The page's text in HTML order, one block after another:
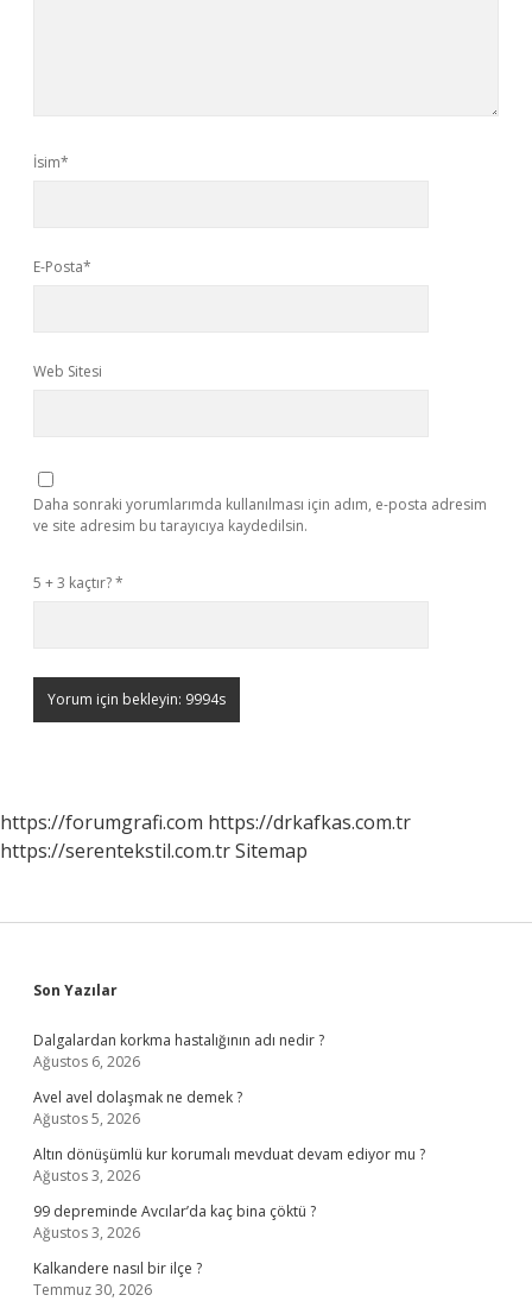
İsim*
E-Posta*
Web Sitesi
Daha sonraki yorumlarımda kullanılması için adım, e-posta adresim
ve site adresim bu tarayıcıya kaydedilsin.
5 + 3 kaçtır?*
https://forumgrafi.com https://drkafkas.com.tr
https://serentekstil.com.trSitemap
Sidebar
Son Yazılar
Dalgalardan korkma hastalığının adı nedir ?
Ağustos 6, 2026
Avel avel dolaşmak ne demek ?
Ağustos 5, 2026
Altın dönüşümlü kur korumalı mevduat devam ediyor mu ?
Ağustos 3, 2026
99 depreminde Avcılar’da kaç bina çöktü ?
Ağustos 3, 2026
Kalkandere nasıl bir ilçe ?
Temmuz 30, 2026